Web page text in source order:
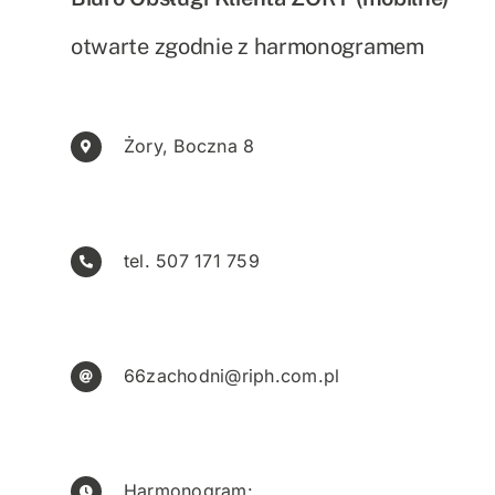
Biura obsługi klienta
otwarte zgodnie z harmonogramem
Żory, Boczna 8
tel. 507 171 759
66zachodni@riph.com.pl
Harmonogram: